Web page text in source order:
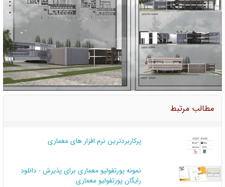
مطالب مرتبط
پرکاربردترین نرم افزار های معماری
نمونه پورتفولیو معماری برای پذیرش - دانلود
رایگان پورتفولیو معماری